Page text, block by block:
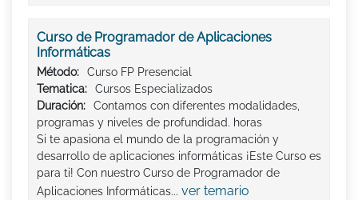
Curso de Programador de Aplicaciones
Informáticas
Método:
Curso FP Presencial
Tematica:
Cursos Especializados
Duración:
Contamos con diferentes modalidades,
programas y niveles de profundidad. horas
Si te apasiona el mundo de la programación y
desarrollo de aplicaciones informáticas ¡Este Curso es
para ti! Con nuestro Curso de Programador de
Aplicaciones Informáticas... ver temario